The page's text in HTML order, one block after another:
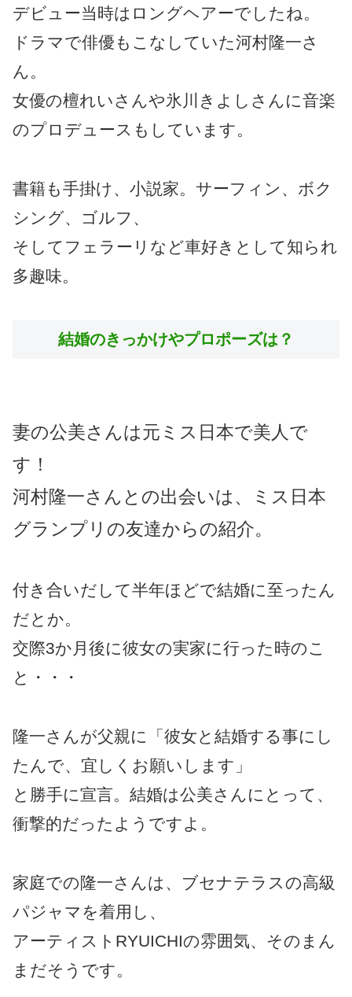
デビュー当時はロングヘアーでしたね。
ドラマで俳優もこなしていた河村隆一さ
ん。
女優の檀れいさんや氷川きよしさんに音楽
のプロデュースもしています。
書籍も手掛け、小説家。サーフィン、ボク
シング、ゴルフ、
そしてフェラーリなど車好きとして知られ
多趣味。
結婚のきっかけやプロポーズは？
妻の公美さんは元ミス日本で美人で
す！
河村隆一さんとの出会いは、ミス日本
グランプリの友達からの紹介。
付き合いだして半年ほどで結婚に至ったん
だとか。
交際3か月後に彼女の実家に行った時のこ
と・・・
隆一さんが父親に「彼女と結婚する事にし
たんで、宜しくお願いします」
と勝手に宣言。結婚は公美さんにとって、
衝撃的だったようですよ。
家庭での隆一さんは、ブセナテラスの高級
パジャマを着用し、
アーティストRYUICHIの雰囲気、そのまん
まだそうです。